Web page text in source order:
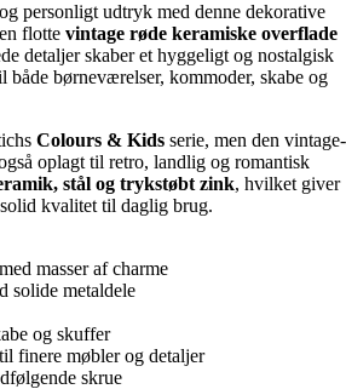
personligt udtryk med denne dekorative
flottevintage røde keramiske overflade
detaljer skaber et hyggeligt og nostalgisk
både børneværelser, kommoder, skabe og
Colours & Kids serie, men den vintage-
oplagt til retro, landlig og romantisk
stål og trykstøbt zink, hvilket giver
kvalitet til daglig brug.
masser af charme
solide metaldele
og skuffer
finere møbler og detaljer
skrue